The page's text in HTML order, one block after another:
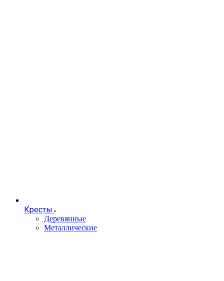
Кресты
Деревянные
Металлические